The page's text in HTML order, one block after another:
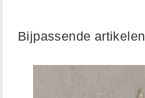
Bijpassende artikelen